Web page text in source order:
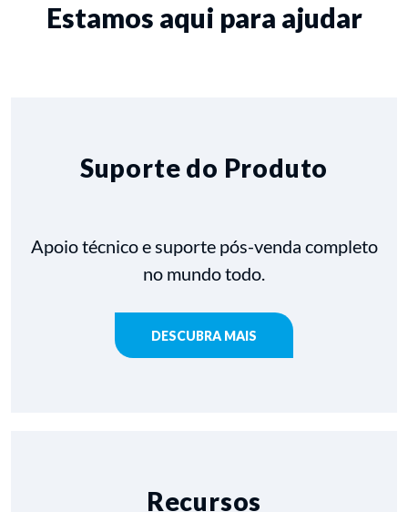
Estamos aqui para ajudar
Suporte do Produto
Apoio técnico e suporte pós-venda completo
no mundo todo.
DESCUBRA MAIS
Recursos